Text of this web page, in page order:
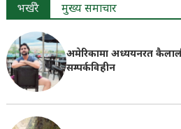
भर्खरै मुख्य समाचार
अमेरिकामा अध्ययनरत
सम्पर्कविहीन